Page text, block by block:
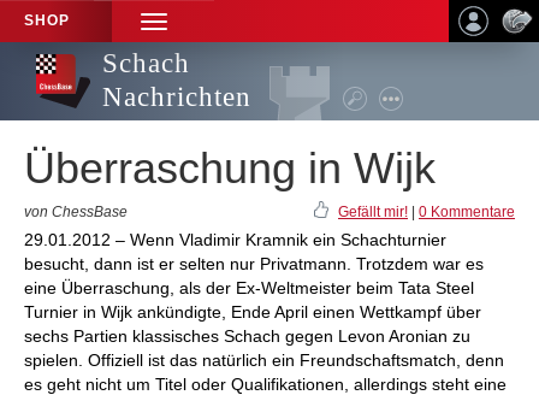
SHOP
TOGGLE
NAVIGATION
Schach
Nachrichten
Überraschung in Wijk
von ChessBase Gefällt mir! 0 Kommentare
29.01.2012 – Wenn Vladimir Kramnik ein Schachturnier
besucht, dann ist er selten nur Privatmann. Trotzdem war es
eine Überraschung, als der Ex-Weltmeister beim Tata Steel
Turnier in Wijk ankündigte, Ende April einen Wettkampf über
sechs Partien klassisches Schach gegen Levon Aronian zu
spielen. Offiziell ist das natürlich ein Freundschaftsmatch, denn
es geht nicht um Titel oder Qualifikationen, allerdings steht eine